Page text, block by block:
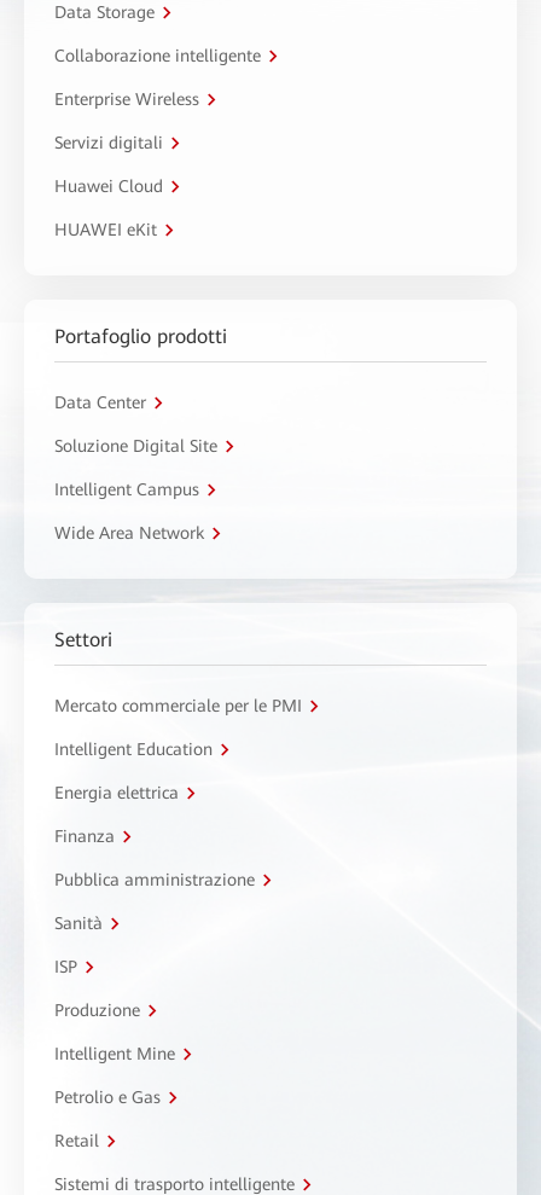
Data Storage
Collaborazione intelligente
Enterprise Wireless
Servizi digitali
Huawei Cloud
HUAWEI eKit
Portafoglio prodotti
Data Center
Soluzione Digital Site
Intelligent Campus
Wide Area Network
Settori
Mercato commerciale per le PMI
Intelligent Education
Energia elettrica
Finanza
Pubblica amministrazione
Sanità
ISP
Produzione
Intelligent Mine
Petrolio e Gas
Retail
Sistemi di trasporto intelligente